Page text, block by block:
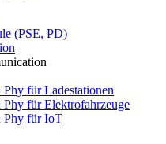
(PSE, PD)
für Ladestationen
Phy für Elektrofahrzeuge
Phy für IoT